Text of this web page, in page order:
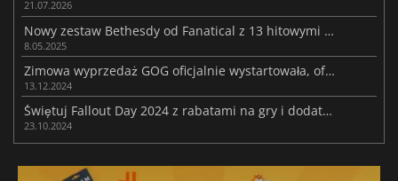
21.07.2026
Nowy zestaw Bethesdy od Fanatical z 13 hitowymi grami pojawi się wkrótce po premierze Oblivion Remastered
8.05.2025
Zimowa wyprzedaż GOG oficjalnie wystartowała, oferując codzienne niespodzianki i darmowe gry.
13.12.2024
Świętuj Fallout Day 2024 z rabatami na gry i dodatki z serii Fallout
23.10.2024